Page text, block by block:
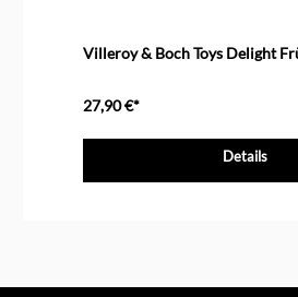
Villeroy & Boch Toys Delight
27,90 €*
Details